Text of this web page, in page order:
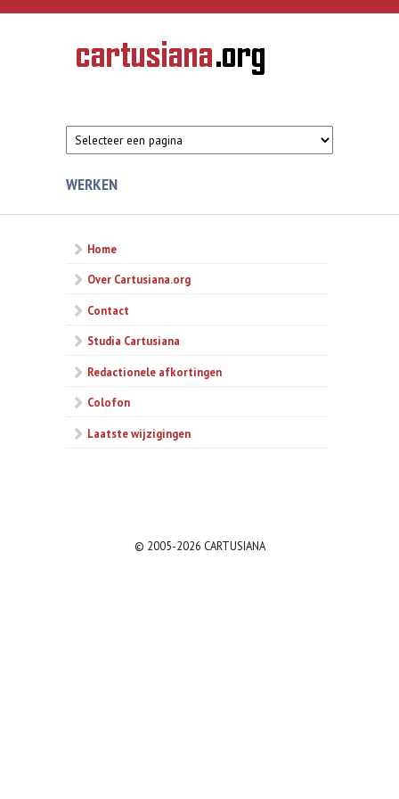
Overslaan en naar de inhoud gaan
CARTUSIANA
Geschiedenis
van de
WERKEN
Home
Over Cartusiana.org
Contact
Studia Cartusiana
Redactionele afkortingen
Colofon
Laatste wijzigingen
© 2005-2026 CARTUSIANA